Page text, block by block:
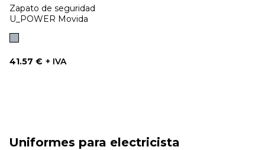
Zapato de seguridad
U_POWER Movida
Gris
Precio
41.57 € + IVA
Uniformes para electricista